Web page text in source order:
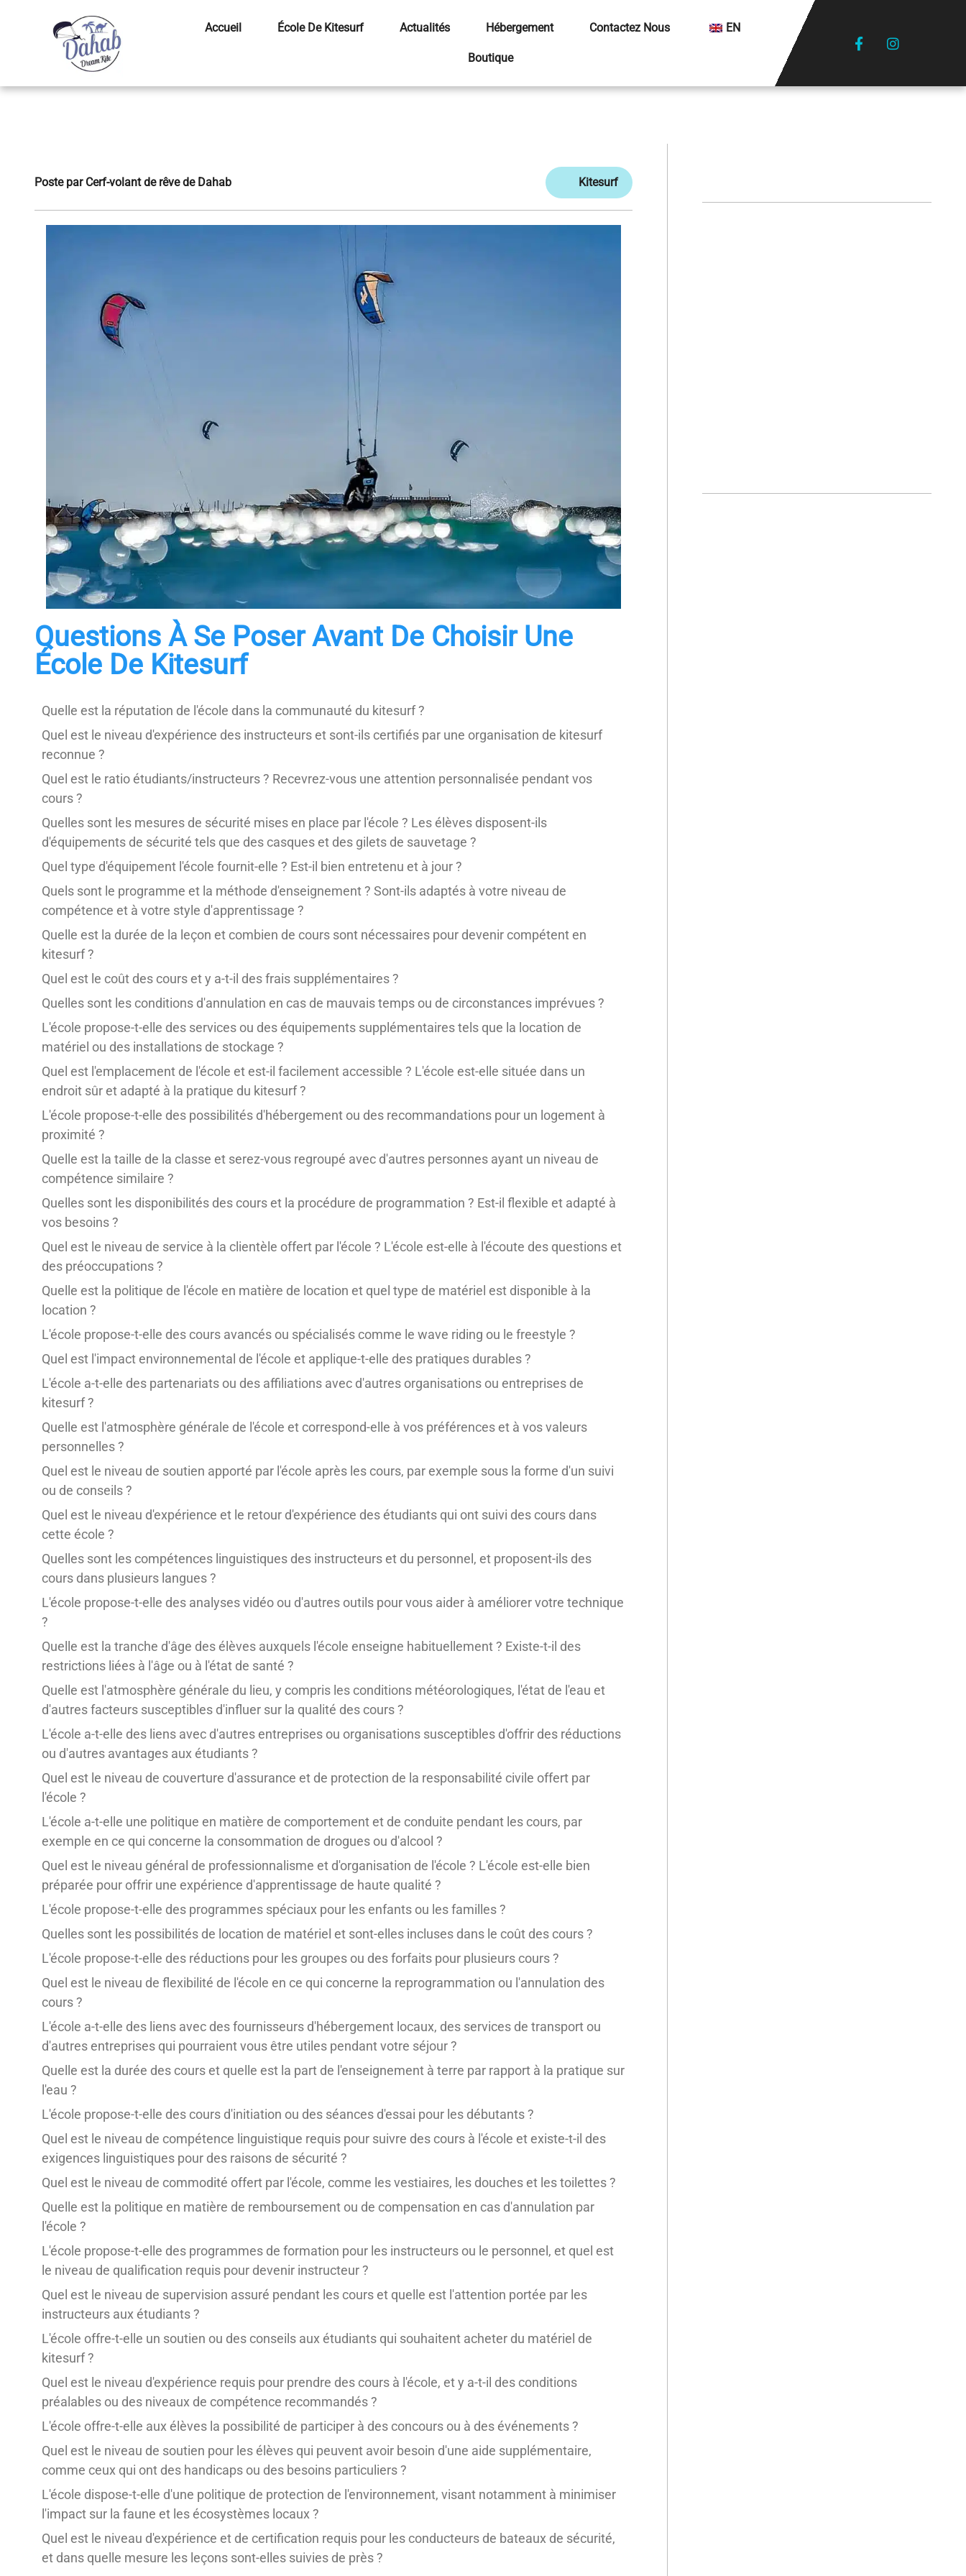
Accueil École De Kitesurf Actualités Hébergement Contactez Nous EN
Boutique
Poste parCerf-volant de rêve de Dahab Kitesurf
Questions À Se Poser Avant De Choisir Une
École De Kitesurf
Quelle est la réputation de l'école dans la communauté du kitesurf ?
Quel est le niveau d'expérience des instructeurs et sont-ils certifiés par une organisation de kitesurf
reconnue ?
Quel est le ratio étudiants/instructeurs ? Recevrez-vous une attention personnalisée pendant vos
cours ?
Quelles sont les mesures de sécurité mises en place par l'école ? Les élèves disposent-ils
d'équipements de sécurité tels que des casques et des gilets de sauvetage ?
Quel type d'équipement l'école fournit-elle ? Est-il bien entretenu et à jour ?
Quels sont le programme et la méthode d'enseignement ? Sont-ils adaptés à votre niveau de
compétence et à votre style d'apprentissage ?
Quelle est la durée de la leçon et combien de cours sont nécessaires pour devenir compétent en
kitesurf ?
Quel est le coût des cours et y a-t-il des frais supplémentaires ?
Quelles sont les conditions d'annulation en cas de mauvais temps ou de circonstances imprévues ?
L'école propose-t-elle des services ou des équipements supplémentaires tels que la location de
matériel ou des installations de stockage ?
Quel est l'emplacement de l'école et est-il facilement accessible ? L'école est-elle située dans un
endroit sûr et adapté à la pratique du kitesurf ?
L'école propose-t-elle des possibilités d'hébergement ou des recommandations pour un logement à
proximité ?
Quelle est la taille de la classe et serez-vous regroupé avec d'autres personnes ayant un niveau de
compétence similaire ?
Quelles sont les disponibilités des cours et la procédure de programmation ? Est-il flexible et adapté à
vos besoins ?
Quel est le niveau de service à la clientèle offert par l'école ? L'école est-elle à l'écoute des questions et
des préoccupations ?
Quelle est la politique de l'école en matière de location et quel type de matériel est disponible à la
location ?
L'école propose-t-elle des cours avancés ou spécialisés comme le wave riding ou le freestyle ?
Quel est l'impact environnemental de l'école et applique-t-elle des pratiques durables ?
L'école a-t-elle des partenariats ou des affiliations avec d'autres organisations ou entreprises de
kitesurf ?
Quelle est l'atmosphère générale de l'école et correspond-elle à vos préférences et à vos valeurs
personnelles ?
Quel est le niveau de soutien apporté par l'école après les cours, par exemple sous la forme d'un suivi
ou de conseils ?
Quel est le niveau d'expérience et le retour d'expérience des étudiants qui ont suivi des cours dans
cette école ?
Quelles sont les compétences linguistiques des instructeurs et du personnel, et proposent-ils des
cours dans plusieurs langues ?
L'école propose-t-elle des analyses vidéo ou d'autres outils pour vous aider à améliorer votre technique
?
Quelle est la tranche d'âge des élèves auxquels l'école enseigne habituellement ? Existe-t-il des
restrictions liées à l'âge ou à l'état de santé ?
Quelle est l'atmosphère générale du lieu, y compris les conditions météorologiques, l'état de l'eau et
d'autres facteurs susceptibles d'influer sur la qualité des cours ?
L'école a-t-elle des liens avec d'autres entreprises ou organisations susceptibles d'offrir des réductions
ou d'autres avantages aux étudiants ?
Quel est le niveau de couverture d'assurance et de protection de la responsabilité civile offert par
l'école ?
L'école a-t-elle une politique en matière de comportement et de conduite pendant les cours, par
exemple en ce qui concerne la consommation de drogues ou d'alcool ?
Quel est le niveau général de professionnalisme et d'organisation de l'école ? L'école est-elle bien
préparée pour offrir une expérience d'apprentissage de haute qualité ?
L'école propose-t-elle des programmes spéciaux pour les enfants ou les familles ?
Quelles sont les possibilités de location de matériel et sont-elles incluses dans le coût des cours ?
L'école propose-t-elle des réductions pour les groupes ou des forfaits pour plusieurs cours ?
Quel est le niveau de flexibilité de l'école en ce qui concerne la reprogrammation ou l'annulation des
cours ?
L'école a-t-elle des liens avec des fournisseurs d'hébergement locaux, des services de transport ou
d'autres entreprises qui pourraient vous être utiles pendant votre séjour ?
Quelle est la durée des cours et quelle est la part de l'enseignement à terre par rapport à la pratique sur
l'eau ?
L'école propose-t-elle des cours d'initiation ou des séances d'essai pour les débutants ?
Quel est le niveau de compétence linguistique requis pour suivre des cours à l'école et existe-t-il des
exigences linguistiques pour des raisons de sécurité ?
Quel est le niveau de commodité offert par l'école, comme les vestiaires, les douches et les toilettes ?
Quelle est la politique en matière de remboursement ou de compensation en cas d'annulation par
l'école ?
L'école propose-t-elle des programmes de formation pour les instructeurs ou le personnel, et quel est
le niveau de qualification requis pour devenir instructeur ?
Quel est le niveau de supervision assuré pendant les cours et quelle est l'attention portée par les
instructeurs aux étudiants ?
L'école offre-t-elle un soutien ou des conseils aux étudiants qui souhaitent acheter du matériel de
kitesurf ?
Quel est le niveau d'expérience requis pour prendre des cours à l'école, et y a-t-il des conditions
préalables ou des niveaux de compétence recommandés ?
L'école offre-t-elle aux élèves la possibilité de participer à des concours ou à des événements ?
Quel est le niveau de soutien pour les élèves qui peuvent avoir besoin d'une aide supplémentaire,
comme ceux qui ont des handicaps ou des besoins particuliers ?
L'école dispose-t-elle d'une politique de protection de l'environnement, visant notamment à minimiser
l'impact sur la faune et les écosystèmes locaux ?
Quel est le niveau d'expérience et de certification requis pour les conducteurs de bateaux de sécurité,
et dans quelle mesure les leçons sont-elles suivies de près ?